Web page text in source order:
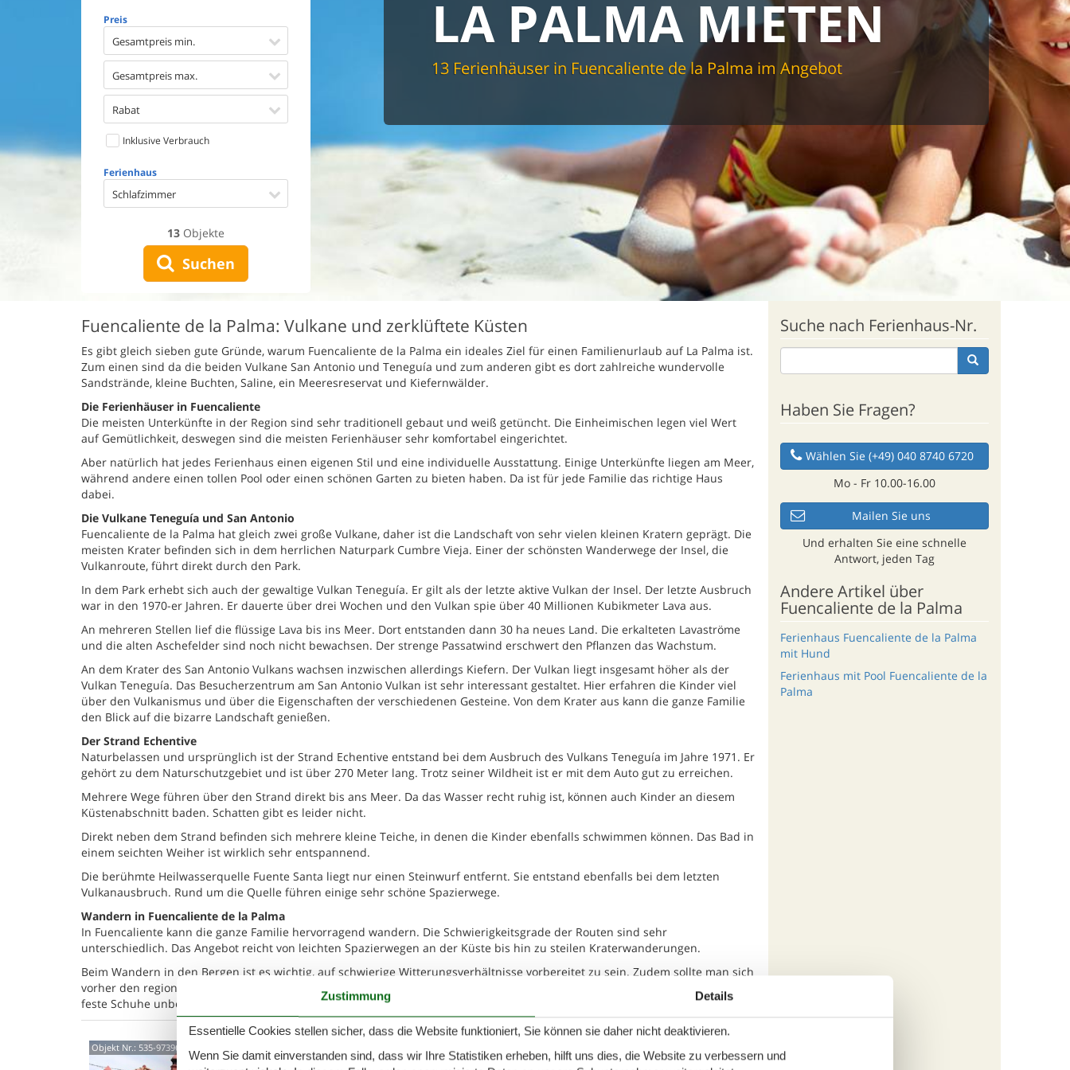
Preis
Gesamtpreis min.
Gesamtpreis max.
Rabat
Inklusive Verbrauch
Ferienhaus
Schlafzimmer
13 Objekte
Suchen
Eingezäunter Bereich
Klimaanlage
Ladestation für Elektroauto
LA PALMA MIETEN
13 Ferienhäuser in Fuencaliente de la Palma im Angebot
Fuencaliente de la Palma: Vulkane und zerklüftete Küsten
Es gibt gleich sieben gute Gründe, warum Fuencaliente de la Palma ein ideales Ziel für einen Familienurlaub auf La Palma ist.
Zum einen sind da die beiden Vulkane San Antonio und Teneguía und zum anderen gibt es dort zahlreiche wundervolle
Sandstrände, kleine Buchten, Saline, ein Meeresreservat und Kiefernwälder.
Die Ferienhäuser in Fuencaliente
Die meisten Unterkünfte in der Region sind sehr traditionell gebaut und weiß getüncht. Die Einheimischen legen viel Wert
auf Gemütlichkeit, deswegen sind die meisten Ferienhäuser sehr komfortabel eingerichtet.
Aber natürlich hat jedes Ferienhaus einen eigenen Stil und eine individuelle Ausstattung. Einige Unterkünfte liegen am Meer,
während andere einen tollen Pool oder einen schönen Garten zu bieten haben. Da ist für jede Familie das richtige Haus
dabei.
Die Vulkane Teneguía und San Antonio
Fuencaliente de la Palma hat gleich zwei große Vulkane, daher ist die Landschaft von sehr vielen kleinen Kratern geprägt. Die
meisten Krater befinden sich in dem herrlichen Naturpark Cumbre Vieja. Einer der schönsten Wanderwege der Insel, die
Vulkanroute, führt direkt durch den Park.
In dem Park erhebt sich auch der gewaltige Vulkan Teneguía. Er gilt als der letzte aktive Vulkan der Insel. Der letzte Ausbruch
war in den 1970-er Jahren. Er dauerte über drei Wochen und den Vulkan spie über 40 Millionen Kubikmeter Lava aus.
An mehreren Stellen lief die flüssige Lava bis ins Meer. Dort entstanden dann 30 ha neues Land. Die erkalteten Lavaströme
und die alten Aschefelder sind noch nicht bewachsen. Der strenge Passatwind erschwert den Pflanzen das Wachstum.
An dem Krater des San Antonio Vulkans wachsen inzwischen allerdings Kiefern. Der Vulkan liegt insgesamt höher als der
Vulkan Teneguía. Das Besucherzentrum am San Antonio Vulkan ist sehr interessant gestaltet. Hier erfahren die Kinder viel
über den Vulkanismus und über die Eigenschaften der verschiedenen Gesteine. Von dem Krater aus kann die ganze Familie
den Blick auf die bizarre Landschaft genießen.
Der Strand Echentive
Naturbelassen und ursprünglich ist der Strand Echentive entstand bei dem Ausbruch des Vulkans Teneguía im Jahre 1971. Er
gehört zu dem Naturschutzgebiet und ist über 270 Meter lang. Trotz seiner Wildheit ist er mit dem Auto gut zu erreichen.
Mehrere Wege führen über den Strand direkt bis ans Meer. Da das Wasser recht ruhig ist, können auch Kinder an diesem
Küstenabschnitt baden. Schatten gibt es leider nicht.
Direkt neben dem Strand befinden sich mehrere kleine Teiche, in denen die Kinder ebenfalls schwimmen können. Das Bad in
einem seichten Weiher ist wirklich sehr entspannend.
Die berühmte Heilwasserquelle Fuente Santa liegt nur einen Steinwurf entfernt. Sie entstand ebenfalls bei dem letzten
Vulkanausbruch. Rund um die Quelle führen einige sehr schöne Spazierwege.
Wandern in Fuencaliente de la Palma
In Fuencaliente kann die ganze Familie hervorragend wandern. Die Schwierigkeitsgrade der Routen sind sehr
unterschiedlich. Das Angebot reicht von leichten Spazierwegen an der Küste bis hin zu steilen Kraterwanderungen.
Beim Wandern in den Bergen ist es wichtig, auf schwierige Witterungsverhältnisse vorbereitet zu sein. Zudem sollte man sich
vorher den regionalen Wetterbericht ansehen. In den Bergen kann es jederzeit kalt werden. Daher gehören dicke Jacken und
feste Schuhe unbedingt ins Gepäck.
Objekt Nr.: 535-973961
Calle las Barcenas - 38749 - Las
Zu Favoriten hinzufügen
Suche nach Ferienhaus-Nr.
Haben Sie Fragen?
Wählen Sie (+49) 040 8740 6720
Mo - Fr 10.00-16.00
Mailen Sie uns
Und erhalten Sie eine schnelle
Antwort, jeden Tag
Andere Artikel über
Fuencaliente de la Palma
Ferienhaus Fuencaliente de la Palma
mit Hund
Ferienhaus mit Pool Fuencaliente de la
Palma
Zustimmung Details
Essentielle Cookies stellen sicher, dass die Website funktioniert, Sie können sie daher nicht deaktivieren.
Wenn Sie damit einverstanden sind, dass wir Ihre Statistiken erheben, hilft uns dies, die Website zu verbessern und